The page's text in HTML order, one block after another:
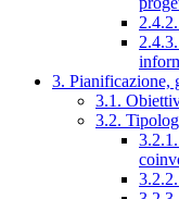
3. Pianificazione,
3.1.
3.2.